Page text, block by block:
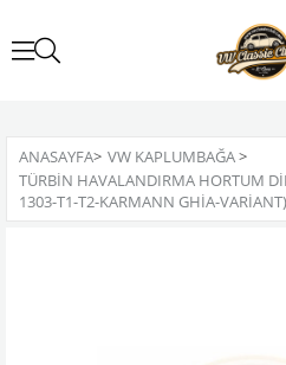
ANASAYFA> VW KAPLUMBAĞA>
TÜRBIN HAVALANDIRMA HORTUM
1303-T1-T2-KARMANN GHIA-VARIANT)